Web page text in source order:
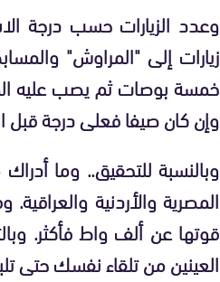
وعدد الزيارات حسب درجة
زيارات إلى "المراوش"
خمسة بوصات ثم يصب عليه
وإن كان صيفا فعلى درجة قبل
وبالنسبة للتحقيق.. وما
المصرية والأردنية
قوتها عن ألف واط فأكثر.
العينين من تلقاء نفسك حتى